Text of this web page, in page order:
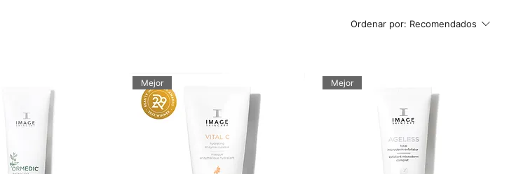
Ordenar por: Recomendados
Mejor Mejor